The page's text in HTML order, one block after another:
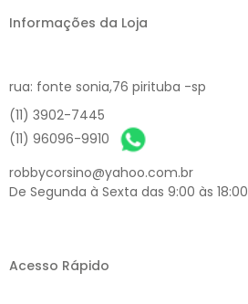
Informações da Loja
rua: fonte sonia,76 pirituba -sp
(11) 3902-7445
(11) 96096-9910
robbycorsino@yahoo.com.br
De Segunda à Sexta das 9:00 às 18:00
Acesso Rápido